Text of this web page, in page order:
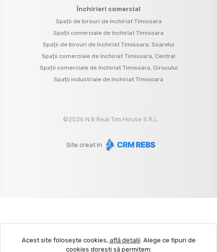
Închirieri comercial
Spații de birouri de închiriat Timisoara
Spații comerciale de închiriat Timisoara
Spații de birouri de închiriat Timisoara, Soarelui
Spații comerciale de închiriat Timisoara, Central
Spații comerciale de închiriat Timisoara, Girocului
Spații industriale de închiriat Timisoara
©2026 N B Real Tim House S.R.L.
Site creat în
Acest site folosește cookies, află detalii. Alege ce tipuri de
cookies dorești să permitem: